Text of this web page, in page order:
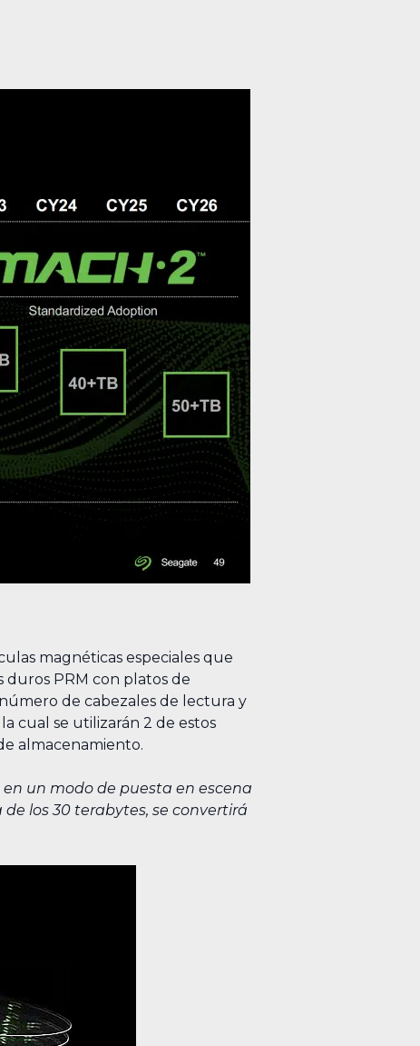
magnéticas especiales que
duros PRM con platos de
de cabezales de lectura y
cual se utilizarán 2 de estos
almacenamiento.
un modo de puesta en escena
los 30 terabytes, se convertirá